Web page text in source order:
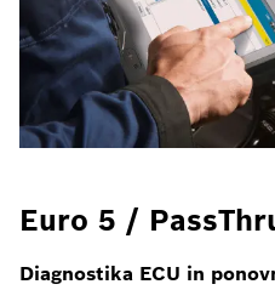
Euro 5 /
Diagnostika ECU in